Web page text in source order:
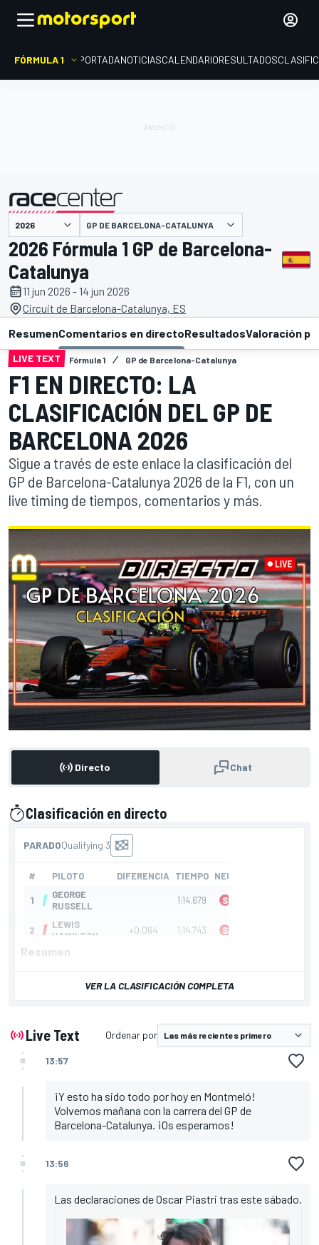
FÓRMULA 1 PORTADANOTICIASCALENDARIORESULTADOS
GP DE BARCELONA-CATALUNYA
2026 Fórmula 1 GP de Barcelona-
Catalunya
11 jun 2026 - 14 jun 2026
Circuit de Barcelona-Catalunya, ES
ResumenComentarios en directoResultadosValoración
LIVE TEXT Fórmula 1 GP de Barcelona-Catalunya
F1 EN DIRECTO: LA
CLASIFICACIÓN DEL GP DE
BARCELONA 2026
Sigue a través de este enlace la clasificación del
GP de Barcelona-Catalunya 2026 de la F1, con un
live timing de tiempos, comentarios y más.
Directo Chat
Clasificación en directo
Resumen
VER LA CLASIFICACIÓN COMPLETA
Live Text Ordenar por
13:57
¡Y esto ha sido todo por hoy en Montmeló!
Volvemos mañana con la carrera del GP de
Barcelona-Catalunya. ¡Os esperamos!
13:56
Las declaraciones de Oscar Piastri tras este sábado.